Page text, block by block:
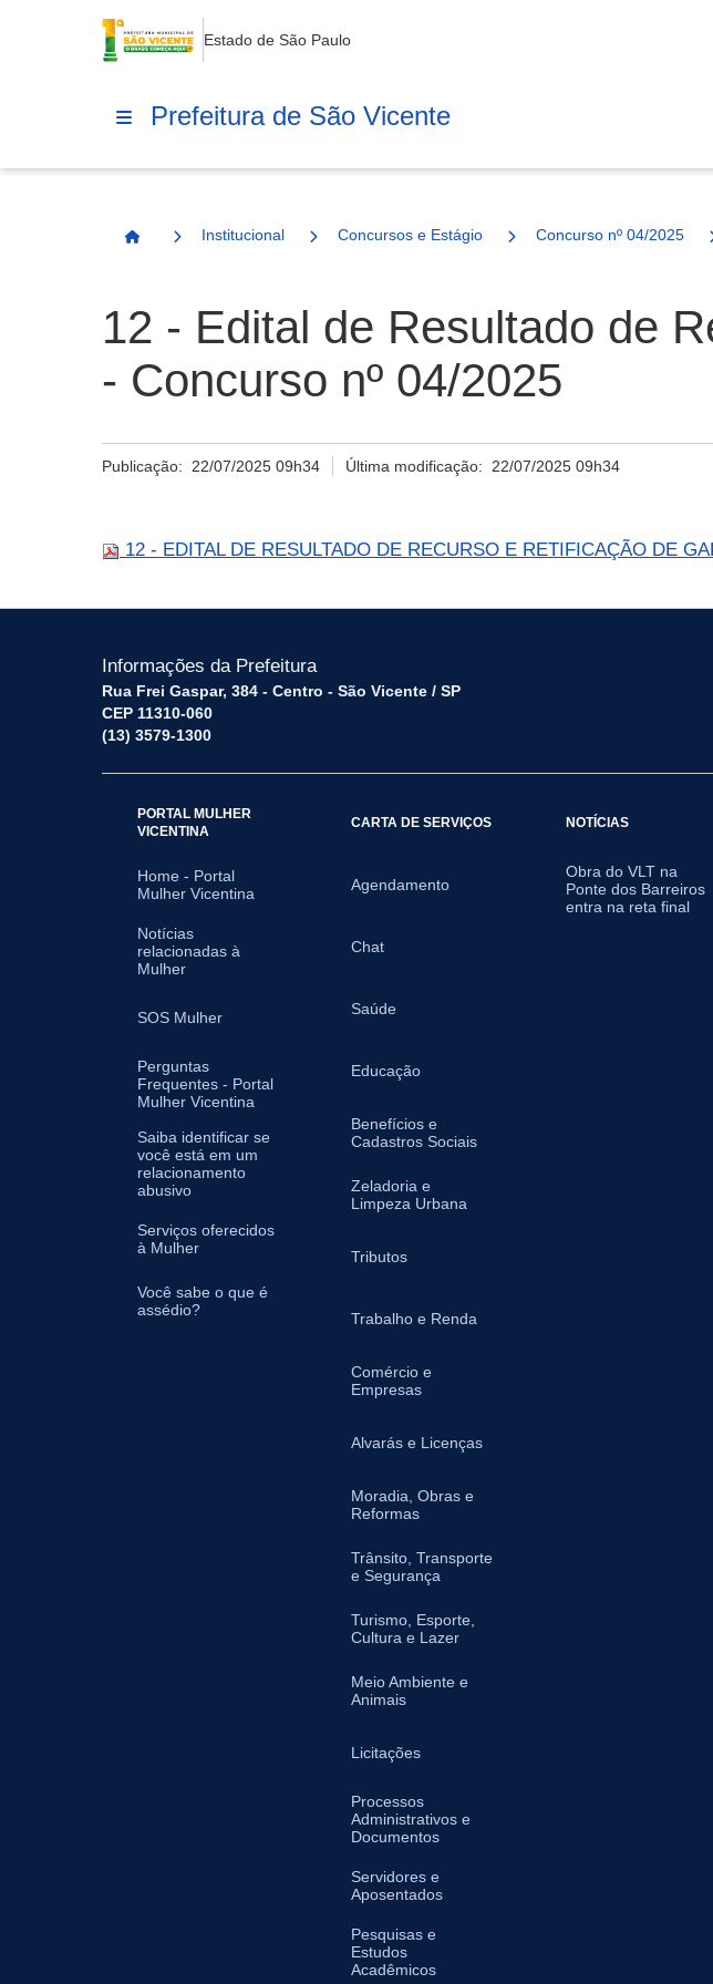
Estado de São Paulo
Prefeitura de São Vicente
Página Inicial
Institucional Concursos e Estágio Concurso nº 04/2025
12 - Edital de Resultado de
- Concurso nº 04/2025
Publicação: 22/07/2025 09h34 Última modificação: 22/07/2025 09h34
12 - EDITAL DE RESULTADO DE RECURSO E RETIFICAÇÃO DE
Informações da Prefeitura
Rua Frei Gaspar, 384 - Centro - São Vicente / SP
CEP 11310-060
(13) 3579-1300
PORTAL MULHER
VICENTINA
Home - Portal
Mulher Vicentina
Notícias
relacionadas à
Mulher
SOS Mulher
Perguntas
Frequentes - Portal
Mulher Vicentina
Saiba identificar se
você está em um
relacionamento
abusivo
Serviços oferecidos
à Mulher
Você sabe o que é
assédio?
CARTA DE SERVIÇOS
Agendamento
Chat
Saúde
Educação
Benefícios e
Cadastros Sociais
Zeladoria e
Limpeza Urbana
Tributos
Trabalho e Renda
Comércio e
Empresas
Alvarás e Licenças
Moradia, Obras e
Reformas
Trânsito, Transporte
e Segurança
Turismo, Esporte,
Cultura e Lazer
Meio Ambiente e
Animais
Licitações
Processos
Administrativos e
Documentos
Servidores e
Aposentados
Pesquisas e
Estudos
Acadêmicos
NOTÍCIAS
Obra do VLT na
Ponte dos Barreiros
entra na reta final